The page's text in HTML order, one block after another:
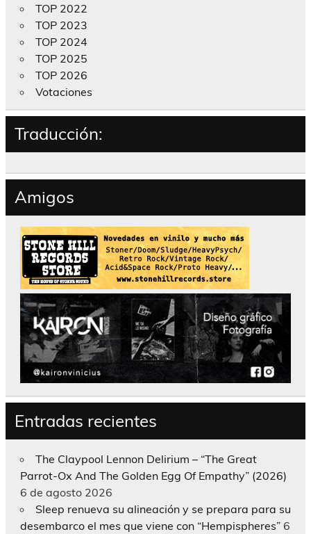
TOP 2022
TOP 2023
TOP 2024
TOP 2025
TOP 2026
Votaciones
Traducción:
Amigos
Entradas recientes
The Claypool Lennon Delirium – “The Great
Parrot-Ox And The Golden Egg Of Empathy” (2026)
6 de agosto 2026
Sleep renueva su alineación y se prepara para su
desembarco el mes que viene con “Hempispheres” 6